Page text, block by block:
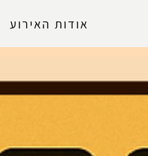
אודות האירוע